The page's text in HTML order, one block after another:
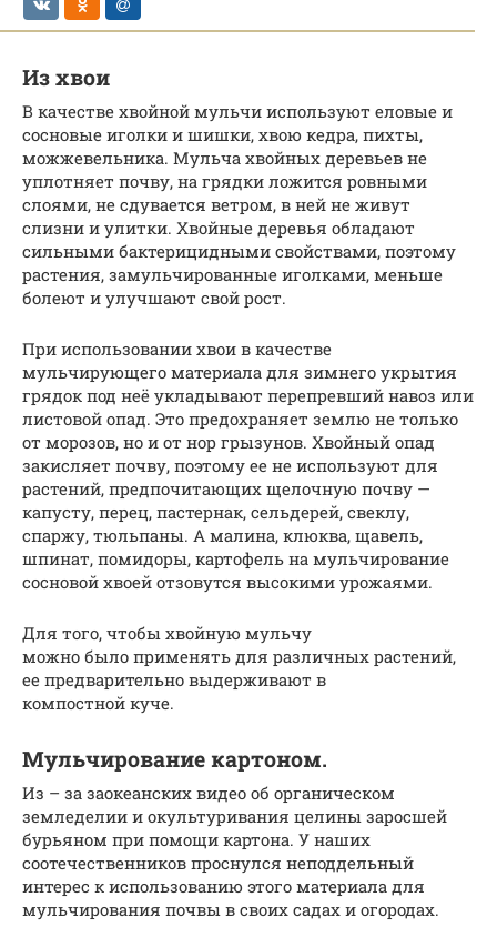
Из хвои
В качестве хвойной мульчи используют еловые и
сосновые иголки и шишки, хвою кедра, пихты,
можжевельника. Мульча хвойных деревьев не
уплотняет почву, на грядки ложится ровными
слоями, не сдувается ветром, в ней не живут
слизни и улитки. Хвойные деревья обладают
сильными бактерицидными свойствами, поэтому
растения, замульчированные иголками, меньше
болеют и улучшают свой рост.
При использовании хвои в качестве
мульчирующего материала для зимнего укрытия
грядок под неё укладывают перепревший навоз или
листовой опад. Это предохраняет землю не только
от морозов, но и от нор грызунов. Хвойный опад
закисляет почву, поэтому ее не используют для
растений, предпочитающих щелочную почву —
капусту, перец, пастернак, сельдерей, свеклу,
спаржу, тюльпаны. А малина, клюква, щавель,
шпинат, помидоры, картофель на мульчирование
сосновой хвоей отзовутся высокими урожаями.
Для того, чтобы хвойную мульчу
можно было применять для различных растений,
ее предварительно выдерживают в
компостной куче.
Мульчирование картоном.
Из – за заокеанских видео об органическом
земледелии и окультуривания целины заросшей
бурьяном при помощи картона. У наших
соотечественников проснулся неподдельный
интерес к использованию этого материала для
мульчирования почвы в своих садах и огородах.